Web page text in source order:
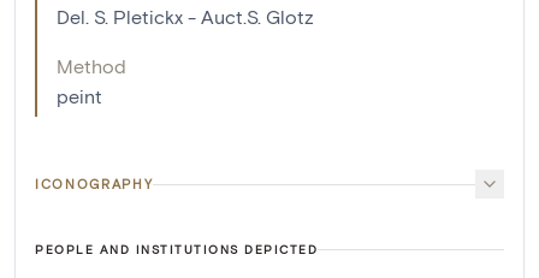
Del. S. Pletickx - Auct.S. Glotz
Method
peint
ICONOGRAPHY
PEOPLE AND INSTITUTIONS DEPICTED